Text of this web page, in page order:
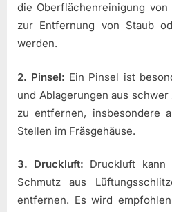
die Oberflächenreinigung
zur Entfernung von Staub
werden.
2. Pinsel: Ein Pinsel ist
und Ablagerungen aus
zu entfernen, insbesondere
Stellen im Fräsgehäuse.
3. Druckluft: Druckluft kann
Schmutz aus
entfernen. Es wird